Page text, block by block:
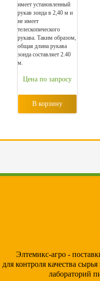
имеет установленный
рукав зонда в 2,40 м и
не имеет
телескопического
рукава. Таким образом,
общая длина рукава
зонда составляет 2.40
м.
Цена по запросу
В корзину
Элтемикс-агро -
для контроля качества
лабораторий